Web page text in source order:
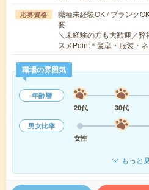
応募資格
職種未経験OK / ブランク
要
＼未経験の方も大歓迎／
スメPoint＊髪型・服装・
職場の雰囲気
年齢層
20代
30代
男女比率
女性
もっと